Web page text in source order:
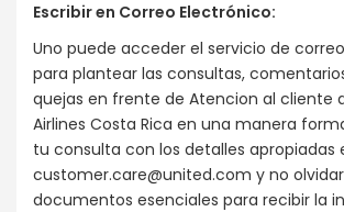
Escribir en Correo Electrónico:
Uno puede acceder el servicio de
para plantear las consultas,
quejas en frente de Atencion al cliente
Airlines Costa Rica en una manera
tu consulta con los detalles apropiadas
customer.care@united.com y no
documentos esenciales para recibir la